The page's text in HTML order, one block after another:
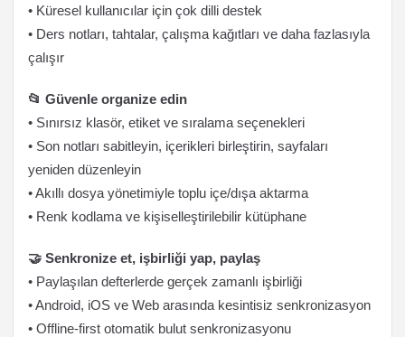
• Küresel kullanıcılar için çok dilli destek
• Ders notları, tahtalar, çalışma kağıtları ve daha fazlasıyla
çalışır
📂 Güvenle organize edin
• Sınırsız klasör, etiket ve sıralama seçenekleri
• Son notları sabitleyin, içerikleri birleştirin, sayfaları
yeniden düzenleyin
• Akıllı dosya yönetimiyle toplu içe/dışa aktarma
• Renk kodlama ve kişiselleştirilebilir kütüphane
🤝 Senkronize et, işbirliği yap, paylaş
• Paylaşılan defterlerde gerçek zamanlı işbirliği
• Android, iOS ve Web arasında kesintisiz senkronizasyon
• Offline-first otomatik bulut senkronizasyonu